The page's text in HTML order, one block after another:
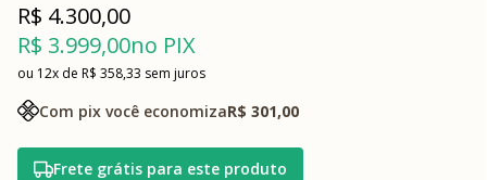
R$ 3.999,00no PIX
R$ 4.300,00
12x R$ 358,33 sem juros
Com pix você economizaR$ 301,00
Frete grátis para este produto